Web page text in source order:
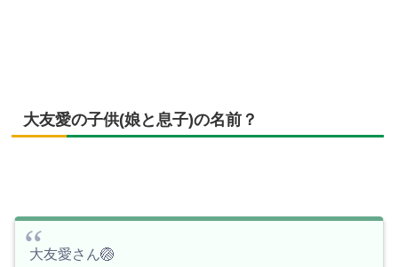
大友愛の子供(娘と息子)の名前？
大友愛さん🏐